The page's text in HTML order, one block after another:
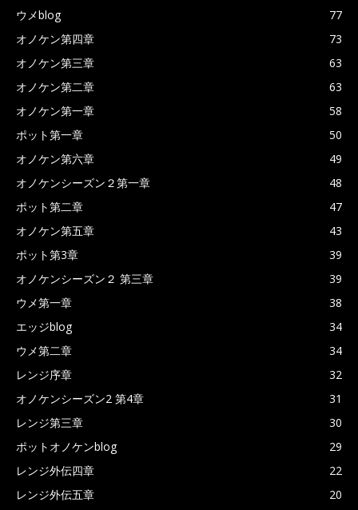
ウメblog
77
オノケン第四章
73
オノケン第三章
63
オノケン第二章
63
オノケン第一章
58
ポット第一章
50
オノケン第六章
49
オノケンシーズン２第一章
48
ポット第二章
47
オノケン第五章
43
ポット第3章
39
オノケンシーズン２ 第三章
39
ウメ第一章
38
エッジblog
34
ウメ第二章
34
レンジ序章
32
オノケンシーズン2 第4章
31
レンジ第三章
30
ポットオノケンblog
29
レンジ外伝四章
22
レンジ外伝五章
20